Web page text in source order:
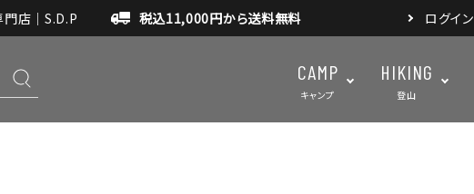
店｜S.D.P 税込11,000円から送料無料 ログイン
CAMP
キャンプ
HIKING
登山